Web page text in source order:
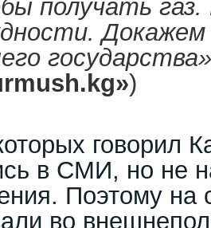
получать
Докажем
kg»)
говорил
в СМИ, но не
Поэтому
во